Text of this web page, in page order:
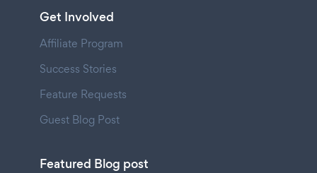
Get Involved
Affiliate Program
Success Stories
Feature Requests
Guest Blog Post
Featured Blog post